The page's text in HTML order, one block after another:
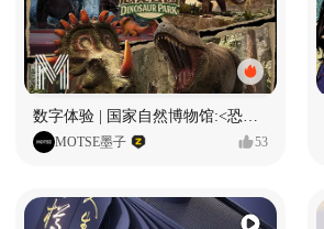
MOTSE墨子 53